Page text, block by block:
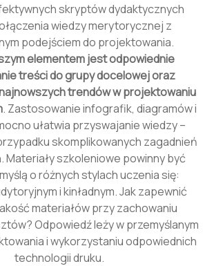
skryptów dydaktycznych
wiedzy merytorycznej z
podejściem do projektowania.
elementem jest odpowiednie
treści do grupy docelowej oraz
trendów w projektowaniu
. Zastosowanie infografik, diagramów i
ułatwia przyswajanie wiedzy –
skomplikowanych zagadnień
Materiały szkoleniowe powinny być
o różnych stylach uczenia się:
i kinładnym. Jak zapewnić
materiałów przy zachowaniu
Odpowiedź leży w przemyślanym
i wykorzystaniu odpowiednich
technologii druku.